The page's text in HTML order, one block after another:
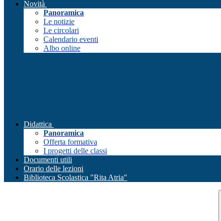
Novità
Panoramica
Le notizie
Le circolari
Calendario eventi
Albo online
Didattica
Panoramica
Offerta formativa
I progetti delle classi
Documenti utili
Orario delle lezioni
Biblioteca Scolastica "Rita Atria"